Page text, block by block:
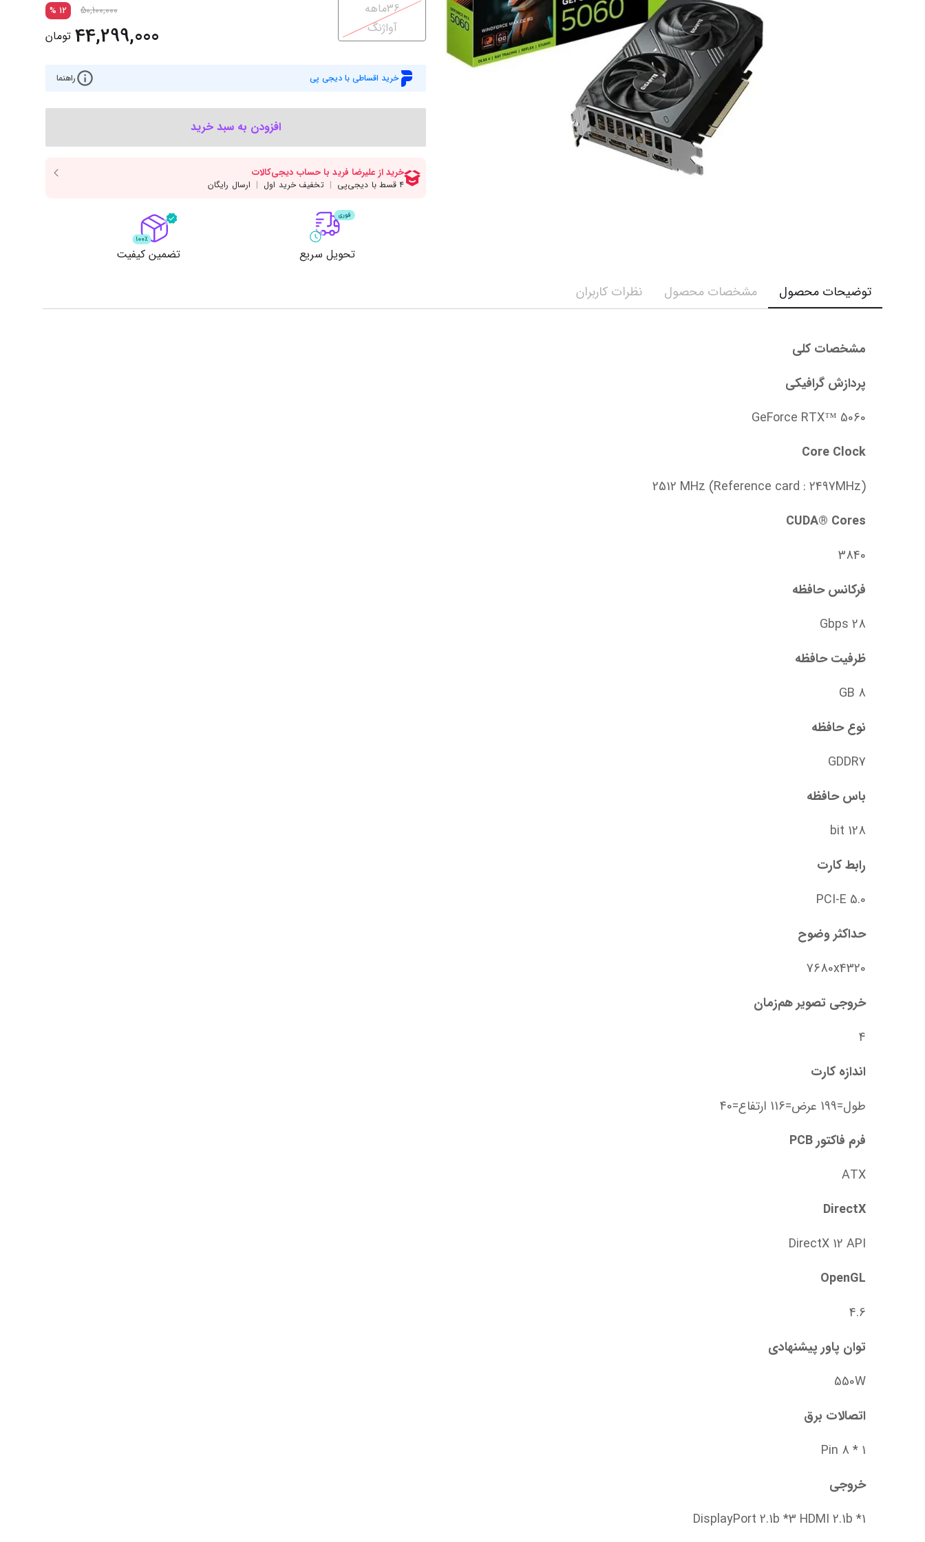
وبکم
کابل‌ها
مادربرد
36ماهه
آواژنگ
50,100,000
12
%
44,299,000 تومان
خرید اقساطی با دیجی پی راهنما
افزودن به سبد خرید
تحویل سریع تضمین کیفیت
توضیحات محصول مشخصات محصول نظرات کاربران
مشخصات کلی
پردازش گرافیکی
GeForce RTX™ 5060
Core Clock
(Reference card : 2497MHz) 2512 MHz
CUDA® Cores
3840
فرکانس حافظه
28 Gbps
ظرفیت حافظه
8 GB
نوع حافظه
GDDR7
باس حافظه
128 bit
رابط کارت
PCI-E 5.0
حداکثر وضوح
7680x4320
خروجی تصویر هم‌زمان
4
اندازه کارت
طول=199 عرض=116 ارتفاع=40
فرم فاکتور PCB
ATX
DirectX
DirectX 12 API
OpenGL
4.6
توان پاور پیشنهادی
550W
اتصالات برق
1 * 8 Pin
خروجی
DisplayPort 2.1b *3 HDMI 2.1b *1